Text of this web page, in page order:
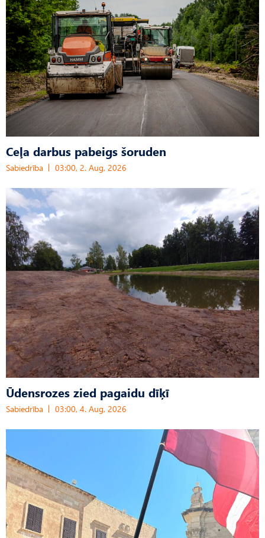
Ceļa darbus pabeigs šoruden
Sabiedrība 03:00, 2. Aug, 2026
Ūdensrozes zied pagaidu dīķī
Sabiedrība 03:00, 4. Aug, 2026